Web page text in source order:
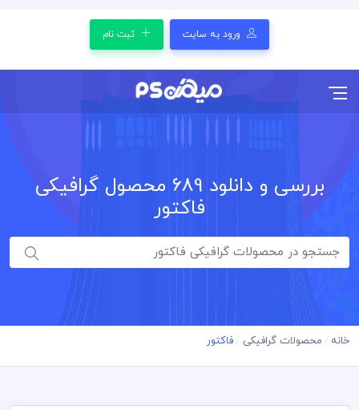
ورود به سایت ثبت نام
بررسی و دانلود 689 محصول گرافیکی
فاکتور
خانه محصولات گرافیکی فاکتور